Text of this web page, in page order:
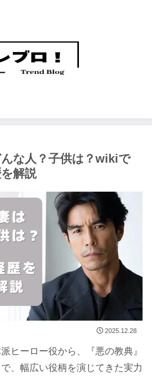
な人？子供は？wikiで
解説
2025.12.28
ヒーロー役から、『悪の教典』
、幅広い役柄を演じてきた実力